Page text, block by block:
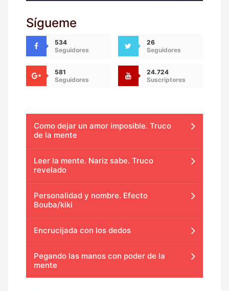
Sígueme
534
Seguidores
26
Seguidores
581
Seguidores
24.724
Suscriptores
Como dejar un amor imposible. Truco
de la mente
Leer la mente. Nariz sabe. Truco
revelado
Personalidad y nombre. Efecto
Bouba/kiki
Encrucijada con los dedos
Pegando las manos con poder de la
mente